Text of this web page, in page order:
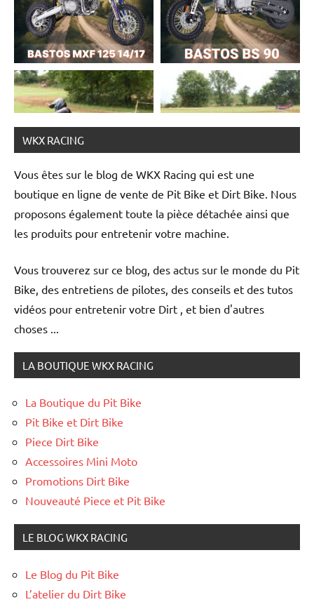
Suivez-nous !
WKX RACING
Vous êtes sur le blog de WKX Racing qui est une
boutique en ligne de vente de Pit Bike et Dirt Bike. Nous
proposons également toute la pièce détachée ainsi que
les produits pour entretenir votre machine.
Vous trouverez sur ce blog, des actus sur le monde du Pit
Bike, des entretiens de pilotes, des conseils et des tutos
vidéos pour entretenir votre Dirt , et bien d'autres
choses ...
LA BOUTIQUE WKX RACING
La Boutique du Pit Bike
Pit Bike et Dirt Bike
Piece Dirt Bike
Accessoires Mini Moto
Promotions Dirt Bike
Nouveauté Piece et Pit Bike
LE BLOG WKX RACING
Le Blog du Pit Bike
L’atelier du Dirt Bike